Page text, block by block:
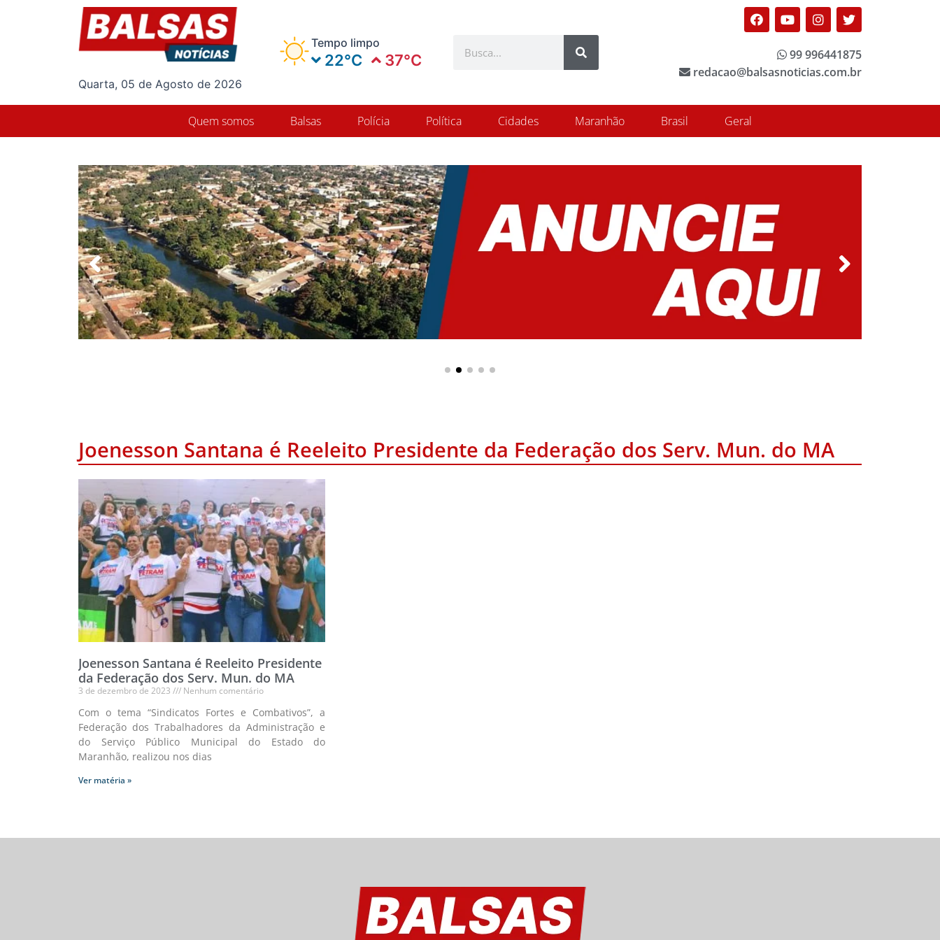
Quarta, 05 de Agosto de 2026
Tempo limpo
22°C 37°C
Search
Facebook
YoutubeInstagram
Twitter
99 996441875
redacao@balsasnoticias.com.br
Quem somos Balsas Polícia Política Cidades Maranhão Brasil Geral
Joenesson Santana é Reeleito Presidente da Federação dos Serv. Mun. do MA
Joenesson Santana é Reeleito Presidente
da Federação dos Serv. Mun. do MA
3 de dezembro de 2023 Nenhum comentário
Com o tema “Sindicatos Fortes e Combativos”, a
Federação dos Trabalhadores da Administração e
do Serviço Público Municipal do Estado do
Maranhão, realizou nos dias
Ver matéria »